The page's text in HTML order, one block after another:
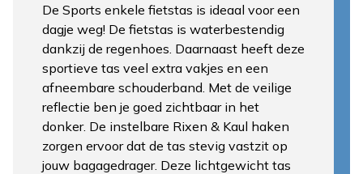
De Sports enkele fietstas is ideaal voor een
dagje weg! De fietstas is waterbestendig
dankzij de regenhoes. Daarnaast heeft deze
sportieve tas veel extra vakjes en een
afneembare schouderband. Met de veilige
reflectie ben je goed zichtbaar in het
donker. De instelbare Rixen & Kaul haken
zorgen ervoor dat de tas stevig vastzit op
jouw bagagedrager. Deze lichtgewicht tas